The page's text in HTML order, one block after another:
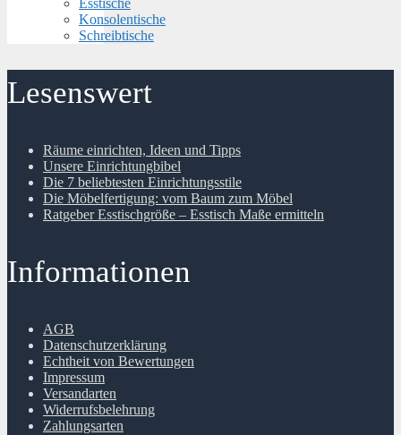
Konsolentische
Schreibtische
Lesenswert
Räume einrichten, Ideen und Tipps
Unsere Einrichtungbibel
Die 7 beliebtesten Einrichtungsstile
Die Möbelfertigung: vom Baum zum Möbel
Ratgeber Esstischgröße – Esstisch Maße ermitteln
Informationen
AGB
Datenschutzerklärung
Echtheit von Bewertungen
Impressum
Versandarten
Widerrufsbelehrung
Zahlungsarten